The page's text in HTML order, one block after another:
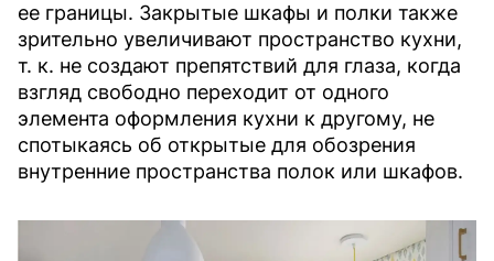
ее границы. Закрытые шкафы и полки также
зрительно увеличивают пространство кухни,
т. к. не создают препятствий для глаза, когда
взгляд свободно переходит от одного
элемента оформления кухни к другому, не
спотыкаясь об открытые для обозрения
внутренние пространства полок или шкафов.